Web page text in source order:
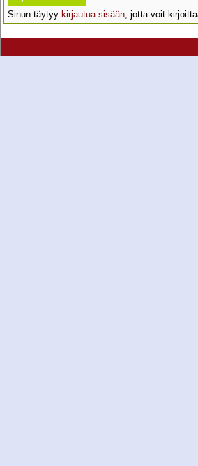
Sinun täytyy kirjautua sisään, jotta voit